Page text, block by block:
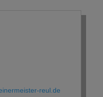
reul.de